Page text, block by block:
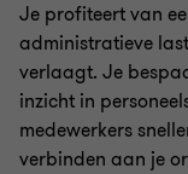
Je profiteert van
administratieve
verlaagt. Je
inzicht in
medewerkers
verbinden aan je